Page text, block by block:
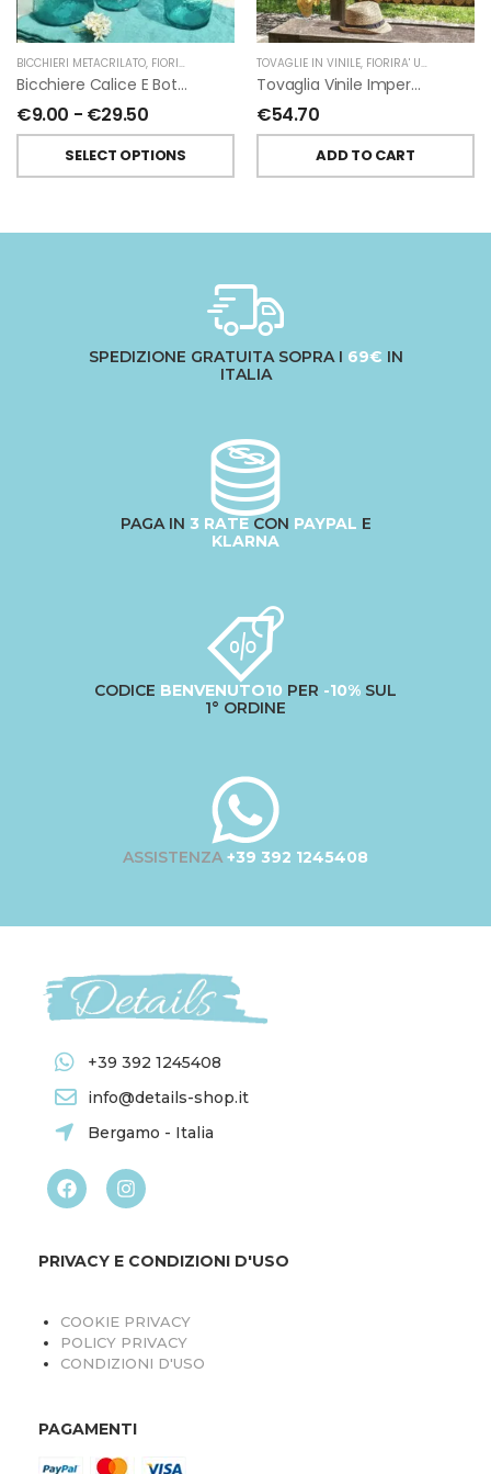
BICCHIERI METACRILATO, FIORIRA' UN GIARDINO
Bicchiere Calice E Bottiglia Metacrilati Effetto Martellato Turchese Di Fiorirà Un Giardino
€9.00 - €29.50
SELECT OPTIONS
TOVAGLIE IN VINILE, FIORIRA' UN GIARDINO
Tovaglia Vinile Impermeabile Pizzo Giallo Di Fiorirà Un Giardino
€54.70
ADD TO CART
SPEDIZIONE GRATUITA SOPRA I 69€ IN
ITALIA
PAGA IN 3 RATECON PAYPAL E
KLARNA
CODICE BENVENUTO10 PER -10% SUL
1° ORDINE
ASSISTENZA +39 392 1245408
+39 392 1245408
info@details-shop.it
Bergamo - Italia
PRIVACY E CONDIZIONI D'USO
COOKIE PRIVACY
POLICY PRIVACY
CONDIZIONI D'USO
PAGAMENTI